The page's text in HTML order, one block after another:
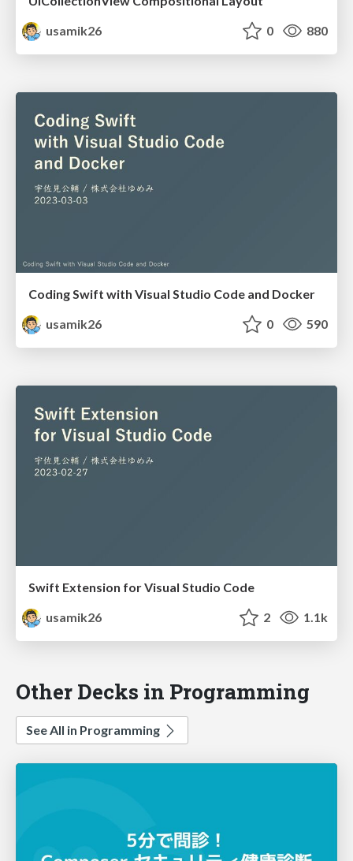
usamik26
0 880
Coding Swift with Visual Studio Code and Docker
usamik26
0 590
Swift Extension for Visual Studio Code
usamik26
2 1.1k
Other Decks in Programming
See All in Programming